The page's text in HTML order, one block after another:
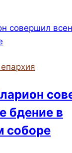
вопросам
семьи
в
епархии
бдение в
соборе